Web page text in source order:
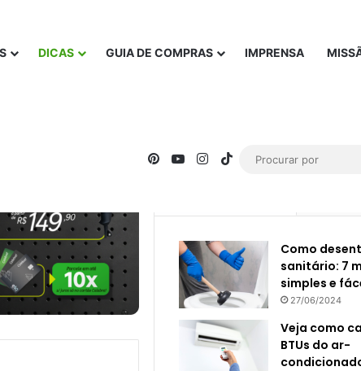
DICAS GUIA DE COMPRAS IMPRENSA
PinterestYouTubeInstagram
TikTok
Como
sanitário: 7
simples e
27/06/2024
Veja como
BTUs do ar-